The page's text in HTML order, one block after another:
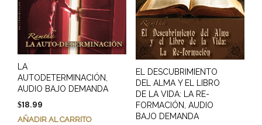
LA
AUTODETERMINACIÓN,
AUDIO BAJO DEMANDA
$18.99
AÑADIR AL CARRITO
EL DESCUBRIMIENTO
DEL ALMA Y EL LIBRO
DE LA VIDA: LA RE-
FORMACIÓN, AUDIO
BAJO DEMANDA